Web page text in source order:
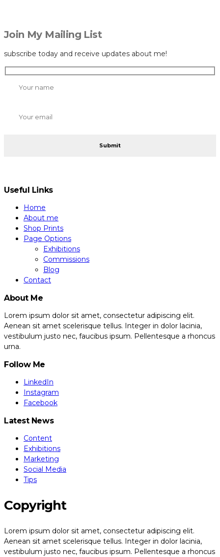
Join My Mailing List
subscribe today and receive updates about me!
Useful Links
Home
About me
Shop Prints
Page Options
Exhibitions
Commissions
Blog
Contact
About Me
Lorem ipsum dolor sit amet, consectetur adipiscing elit.
Aenean sit amet scelerisque tellus. Integer in dolor lacinia,
vestibulum justo nec, faucibus ipsum. Pellentesque a rhoncus
urna.
Follow Me
LinkedIn
Instagram
Facebook
Latest News
Content
Exhibitions
Marketing
Social Media
Tips
Copyright
Lorem ipsum dolor sit amet, consectetur adipiscing elit.
Aenean sit amet scelerisque tellus. Integer in dolor lacinia,
vestibulum justo nec, faucibus ipsum. Pellentesque a rhoncus